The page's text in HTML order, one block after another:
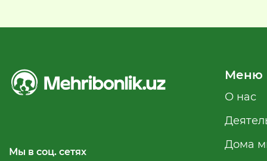
Мы в соц. сетях
Меню
О нас
Дома